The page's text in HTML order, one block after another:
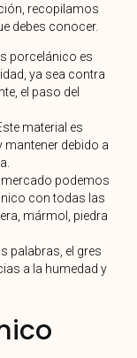
recopilamos
debes conocer.
porcelánico es
ya sea contra
el paso del
material es
mantener debido a
mercado podemos
con todas las
mármol, piedra
palabras, el gres
a la humedad y